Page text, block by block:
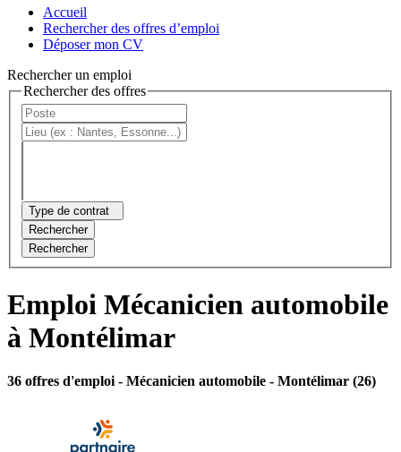
Accueil
Rechercher des offres d’emploi
Déposer mon CV
Rechercher un emploi
Rechercher des offres
Type de contrat
Rechercher
Rechercher
Emploi Mécanicien automobile
à Montélimar
36 offres d'emploi - Mécanicien automobile - Montélimar (26)